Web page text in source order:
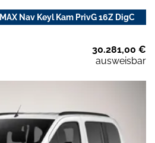
Nav Keyl Kam PrivG 16Z DigC
30.281,00 €
ausweisbar